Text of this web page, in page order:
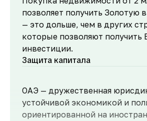
позволяет получить Золотую
— это дольше, чем в других
которые позволяют получить
инвестиции.
Защита капитала
ОАЭ — дружественная
устойчивой экономикой и
ориентированной на